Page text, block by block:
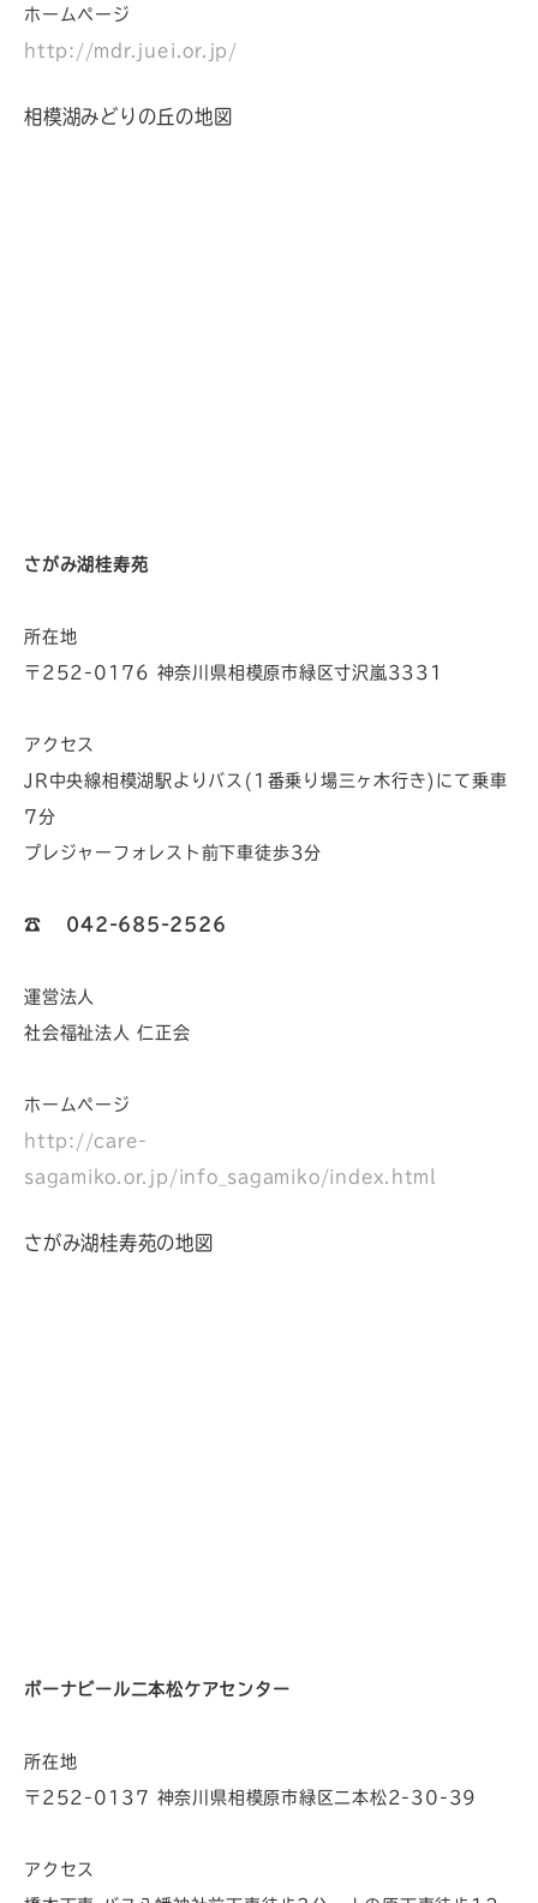
ホームページ
http://mdr.juei.or.jp/
相模湖みどりの丘の地図
さがみ湖桂寿苑
所在地
〒252-0176 神奈川県相模原市緑区寸沢嵐3331
アクセス
JR中央線相模湖駅よりバス(1番乗り場三ヶ木行き)にて乗車
7分
プレジャーフォレスト前下車徒歩3分
☎︎ 042-685-2526
運営法人
社会福祉法人 仁正会
ホームページ
http://care-
sagamiko.or.jp/info_sagamiko/index.html
さがみ湖桂寿苑の地図
ボーナビール二本松ケアセンター
所在地
〒252-0137 神奈川県相模原市緑区二本松2-30-39
アクセス